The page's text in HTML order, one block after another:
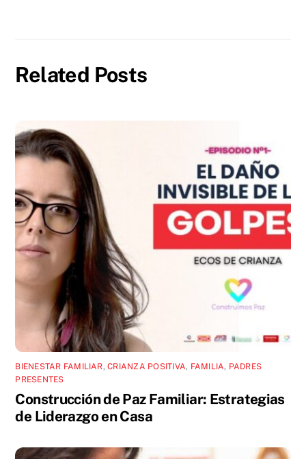
Related Posts
BIENESTAR FAMILIAR,CRIANZA POSITIVA, FAMILIA, PADRES
PRESENTES
Construcción de Paz Familiar: Estrategias
de Liderazgo en Casa